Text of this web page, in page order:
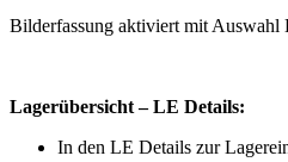
Bilderfassung aktiviert mit Auswahl
Lagerübersicht – LE Details:
In den LE Details zur